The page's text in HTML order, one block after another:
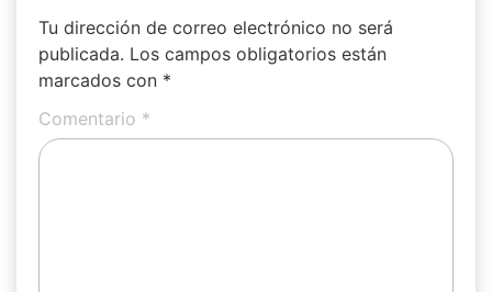
Tu dirección de correo electrónico no será
publicada. Los campos obligatorios están
marcados con *
Comentario *